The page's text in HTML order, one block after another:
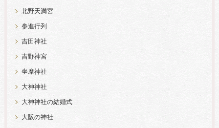
北野天満宮
参進行列
吉田神社
吉野神宮
坐摩神社
大神神社
大神神社の結婚式
大阪の神社